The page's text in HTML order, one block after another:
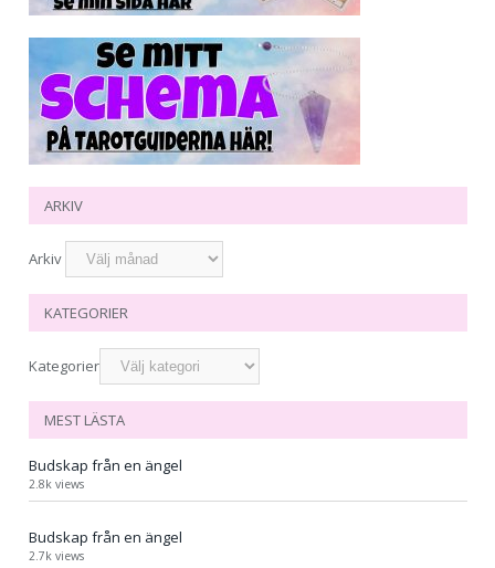
ARKIV
Arkiv
KATEGORIER
Kategorier
MEST LÄSTA
Budskap från en ängel
2.8k views
Budskap från en ängel
2.7k views